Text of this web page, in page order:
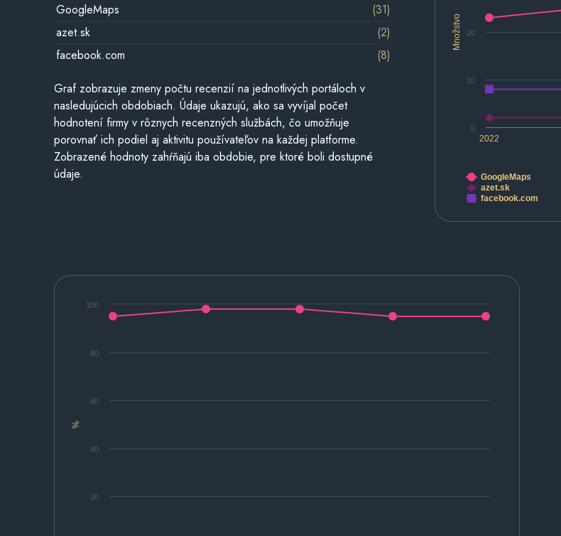
Množstvo
2022
0
10
20
GoogleMaps
azet.sk
facebook.com
GoogleMaps
(31)
azet.sk
(2)
facebook.com
(8)
Graf zobrazuje zmeny počtu recenzií na jednotlivých portáloch v
nasledujúcich obdobiach. Údaje ukazujú, ako sa vyvíjal počet
hodnotení firmy v rôznych recenzných službách, čo umožňuje
porovnať ich podiel aj aktivitu používateľov na každej platforme.
Zobrazené hodnoty zahŕňajú iba obdobie, pre ktoré boli dostupné
údaje.
%
20
40
60
80
100